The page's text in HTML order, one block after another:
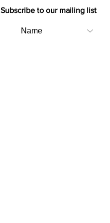
Subscribe to our mailing list